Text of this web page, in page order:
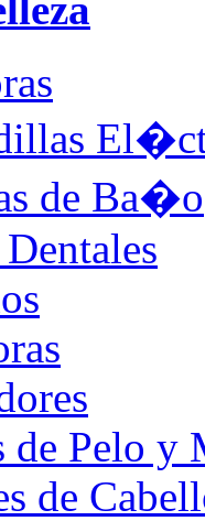
de Ba�o
de Pelo y
de